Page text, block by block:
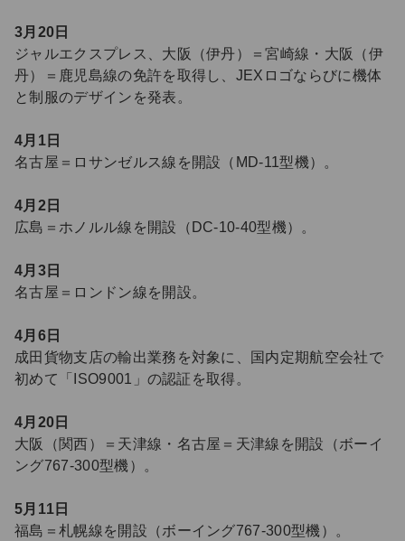
3月20日
ジャルエクスプレス、大阪（伊丹）＝宮崎線・大阪（伊
丹）＝鹿児島線の免許を取得し、JEXロゴならびに機体
と制服のデザインを発表。
4月1日
名古屋＝ロサンゼルス線を開設（MD-11型機）。
4月2日
広島＝ホノルル線を開設（DC-10-40型機）。
4月3日
名古屋＝ロンドン線を開設。
4月6日
成田貨物支店の輸出業務を対象に、国内定期航空会社で
初めて「ISO9001」の認証を取得。
4月20日
大阪（関西）＝天津線・名古屋＝天津線を開設（ボーイ
ング767-300型機）。
5月11日
福島＝札幌線を開設（ボーイング767-300型機）。